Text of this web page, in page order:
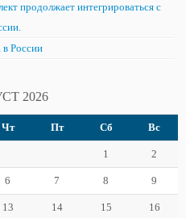
продолжает интегрироваться с
в России
2026
Чт Пт Сб Вс
1 2
6 7 8 9
13 14 15 16